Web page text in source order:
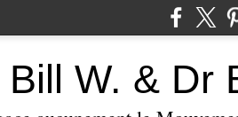
W. & Dr